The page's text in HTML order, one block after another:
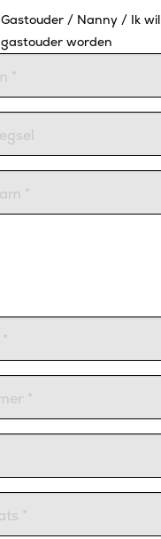
Gastouder / Nanny / Ik wil
gastouder worden